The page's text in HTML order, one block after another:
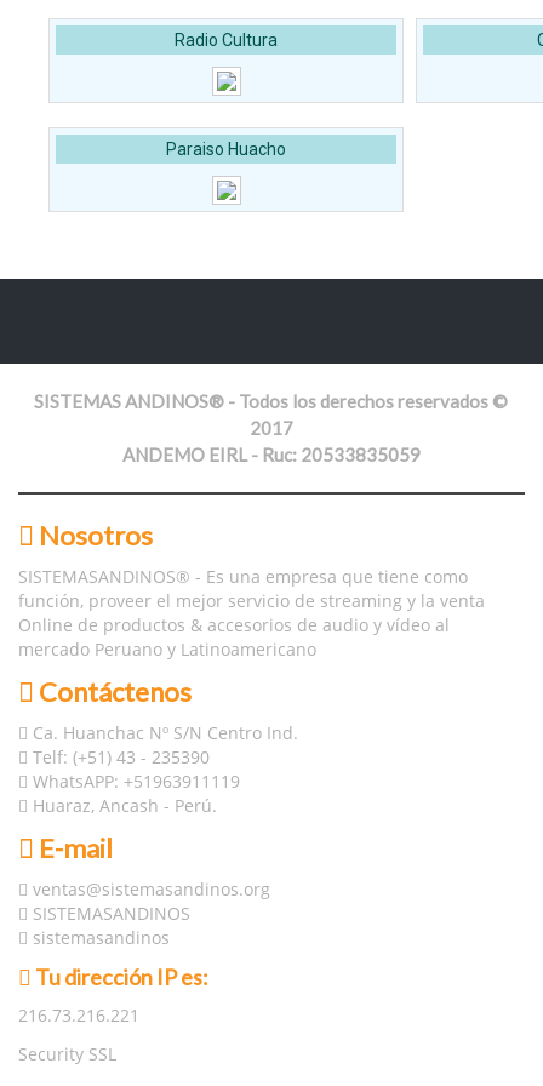
Radio Cultura
Paraiso Huacho
SISTEMAS ANDINOS® - Todos los derechos reservados ©
2017
ANDEMO EIRL - Ruc: 20533835059
Nosotros
SISTEMASANDINOS® - Es una empresa que tiene como
función, proveer el mejor servicio de streaming y la venta
Online de productos & accesorios de audio y vídeo al
mercado Peruano y Latinoamericano
Contáctenos
Ca. Huanchac Nº S/N Centro Ind.
Telf: (+51) 43 - 235390
WhatsAPP: +51963911119
Huaraz, Ancash - Perú.
E-mail
ventas@sistemasandinos.org
SISTEMASANDINOS
sistemasandinos
Tu dirección IP es:
216.73.216.221
Security SSL